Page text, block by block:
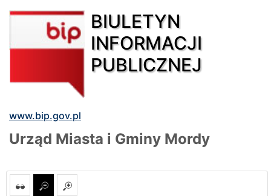
BIULETYN
INFORMACJI
PUBLICZNEJ
www.bip.gov.pl
Urząd Miasta i Gminy Mordy